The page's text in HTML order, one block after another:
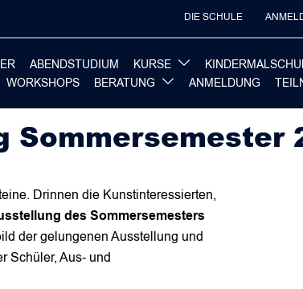
DIE SCHULE
ABENDSTUDIUM KURSE
WORKSHOPS BERATUNG ANMELDUNG
Sommersemester
Drinnen die Kunstinteressierten,
des Sommersemesters
der gelungenen Ausstellung und
Schüler, Aus- und